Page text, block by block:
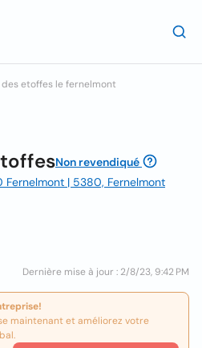
etoffes le fernelmont
Non revendiqué
| 5380, Fernelmont
Dernière mise à jour : 2/8/23, 9:42 PM
maintenant et améliorez votre